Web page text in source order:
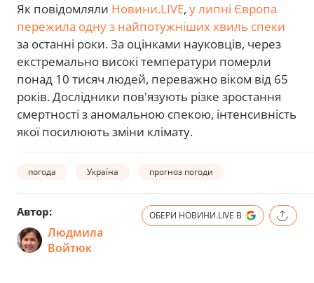
Як повідомляли Новини.LIVE, у липні Європа
пережила одну з найпотужніших хвиль спеки
за останні роки. За оцінками науковців, через
екстремально високі температури померли
понад 10 тисяч людей, переважно віком від 65
років. Дослідники пов'язують різке зростання
смертності з аномальною спекою, інтенсивність
якої посилюють зміни клімату.
погода Україна прогноз погоди
Автор:
Людмила
Войтюк
ОБЕРИ НОВИНИ.LIVE В